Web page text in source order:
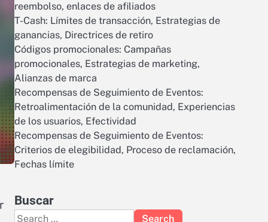
reembolso, enlaces de afiliados
T-Cash: Límites de transacción, Estrategias de
ganancias, Directrices de retiro
Códigos promocionales: Campañas
promocionales, Estrategias de marketing,
Alianzas de marca
Recompensas de Seguimiento de Eventos:
Retroalimentación de la comunidad, Experiencias
de los usuarios, Efectividad
Recompensas de Seguimiento de Eventos:
Criterios de elegibilidad, Proceso de reclamación,
Fechas límite
Buscar
Search